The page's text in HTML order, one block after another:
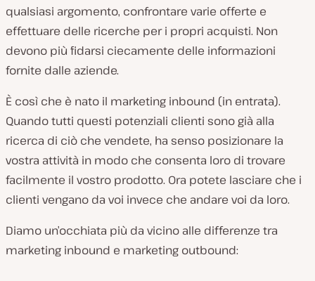
qualsiasi argomento, confrontare varie offerte e
effettuare delle ricerche per i propri acquisti. Non
devono più fidarsi ciecamente delle informazioni
fornite dalle aziende.
È così che è nato il marketing inbound (in entrata).
Quando tutti questi potenziali clienti sono già alla
ricerca di ciò che vendete, ha senso posizionare la
vostra attività in modo che consenta loro di trovare
facilmente il vostro prodotto. Ora potete lasciare che i
clienti vengano da voi invece che andare voi da loro.
Diamo un’occhiata più da vicino alle differenze tra
marketing inbound e marketing outbound: